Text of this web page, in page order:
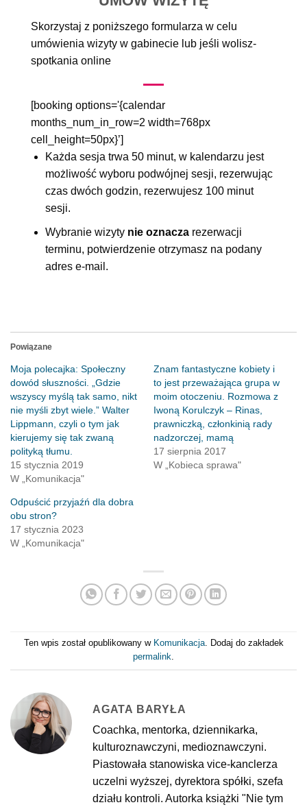
Skorzystaj z poniższego formularza w celu
umówienia wizyty w gabinecie lub jeśli wolisz-
spotkania online
[booking options='{calendar
months_num_in_row=2 width=768px
cell_height=50px}’]
Każda sesja trwa 50 minut, w kalendarzu jest
możliwość wyboru podwójnej sesji, rezerwując
czas dwóch godzin, rezerwujesz 100 minut
sesji.
Wybranie wizyty nie oznaczarezerwacji
terminu, potwierdzenie otrzymasz na podany
adres e-mail.
Powiązane
Moja polecajka: Społeczny
dowód słuszności. „Gdzie
wszyscy myślą tak samo, nikt
nie myśli zbyt wiele.” Walter
Lippmann, czyli o tym jak
kierujemy się tak zwaną
polityką tłumu.
15 stycznia 2019
W „Komunikacja"
Znam fantastyczne kobiety i
to jest przeważająca grupa w
moim otoczeniu. Rozmowa z
Iwoną Korulczyk – Rinas,
prawniczką, członkinią rady
nadzorczej, mamą
17 sierpnia 2017
W „Kobieca sprawa"
Odpuścić przyjaźń dla dobra
obu stron?
17 stycznia 2023
W „Komunikacja"
Ten wpis został opublikowany w Komunikacja. Dodaj do zakładek
permalink.
AGATA BARYŁA
Coachka, mentorka, dziennikarka,
kulturoznawczyni, medioznawczyni.
Piastowała stanowiska vice-kanclerza
uczelni wyższej, dyrektora spółki, szefa
działu kontroli. Autorka książki "Nie tym